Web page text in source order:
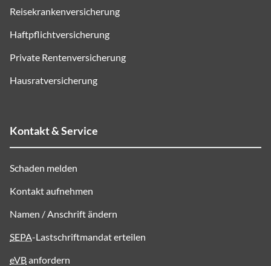
Reisekrankenversicherung
Haftpflichtversicherung
Private Rentenversicherung
Hausratversicherung
Kontakt & Service
Schaden melden
Kontakt aufnehmen
Namen / Anschrift ändern
SEPA-Lastschriftmandat erteilen
eVBanfordern